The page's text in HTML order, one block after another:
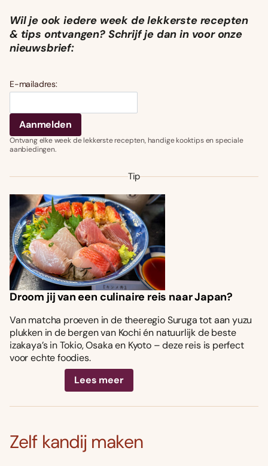
Wil je ook iedere week de lekkerste recepten
& tips ontvangen? Schrijf je dan in voor onze
nieuwsbrief:
E-mailadres:
Ontvang elke week de lekkerste recepten, handige kooktips en speciale
aanbiedingen.
Tip
Droom jij van een culinaire reis naar Japan?
Van matcha proeven in de theeregio Suruga tot aan yuzu
plukken in de bergen van Kochi én natuurlijk de beste
izakaya’s in Tokio, Osaka en Kyoto – deze reis is perfect
voor echte foodies.
Lees meer
Zelf kandij maken